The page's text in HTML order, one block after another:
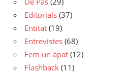
Editorials (37)
Entitat (19)
Entrevistes (68)
Fem un àpat (12)
Flashback (11)